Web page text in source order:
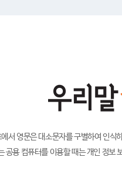
서 영문은 대소문자를 구별하여 인식
공용 컴퓨터를 이용할 때는 개인 정보